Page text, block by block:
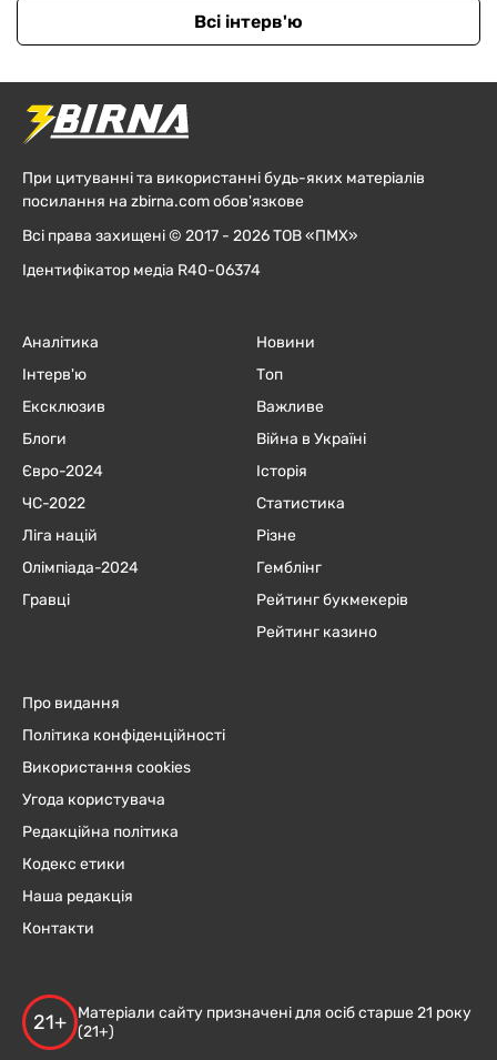
Всі інтерв'ю
При цитуванні та використанні будь-яких матеріалів
посилання на zbirna.com обов'язкове
Всі права захищені © 2017 - 2026 ТОВ «ПМХ»
Ідентифікатор медіа R40-06374
Аналітика
Інтерв'ю
Ексклюзив
Блоги
Євро-2024
ЧC-2022
Ліга націй
Олімпіада-2024
Гравці
Новини
Топ
Важливе
Війна в Україні
Історія
Статистика
Різне
Гемблінг
Рейтинг букмекерів
Рейтинг казино
Про видання
Політика конфіденційності
Використання cookies
Угода користувача
Редакційна політика
Кодекс етики
Наша редакція
Контакти
21+
Матеріали сайту призначені для осіб старше 21 року
(21+)